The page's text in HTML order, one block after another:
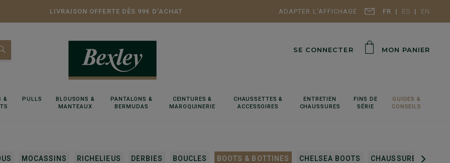
FR ES EN
LIVRAISON OFFERTE DÈS 99€ D'ACHAT ADAPTER L'AFFICHAGE
SE CONNECTER MON PANIER
&
PULLS
BLOUSONS &
MANTEAUX
PANTALONS &
BERMUDAS
CEINTURES &
MAROQUINERIE
CHAUSSETTES &
ACCESSOIRES
ENTRETIEN
CHAUSSURES
FINS DE
SÉRIE
GUIDES &
CONSEILS
MOCASSINS RICHELIEUS DERBIES BOUCLES BOOTS & BOTTINES CHELSEA BOOTS CHAUSSURES